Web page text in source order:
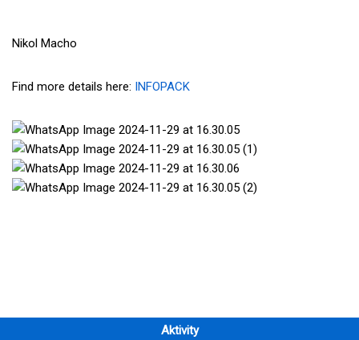
Nikol Macho
Find more details here: INFOPACK
Aktivity